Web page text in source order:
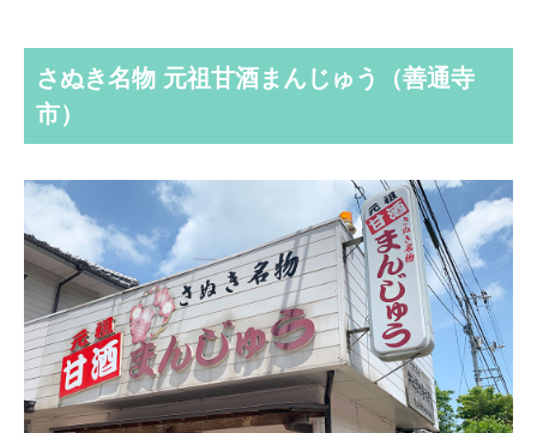
さぬき名物 元祖甘酒まんじゅう（善通寺
市）